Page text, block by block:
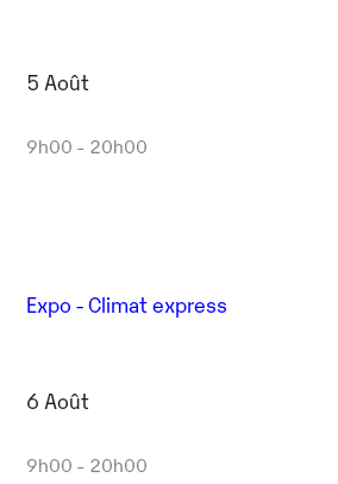
5 Août
9h00 - 20h00
Expo - Climat express
6 Août
9h00 - 20h00